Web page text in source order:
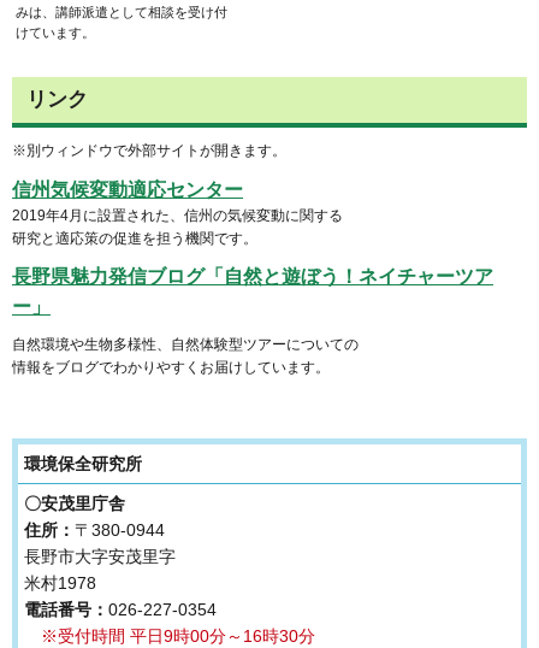
みは、講師派遣として相談を受け付
けています。
リンク
※別ウィンドウで外部サイトが開きます。
信州気候変動適応センター
2019年4月に設置された、信州の気候変動に関する
研究と適応策の促進を担う機関です。
長野県魅力発信ブログ「自然と遊ぼう！ネイチャーツア
ー」
自然環境や生物多様性、自然体験型ツアーについての
情報をブログでわかりやすくお届けしています。
環境保全研究所
〇安茂里庁舎
住所： 〒380-0944
長野市大字安茂里字
米村1978
電話番号： 026-227-0354
※受付時間 平日9時00分～16時30分